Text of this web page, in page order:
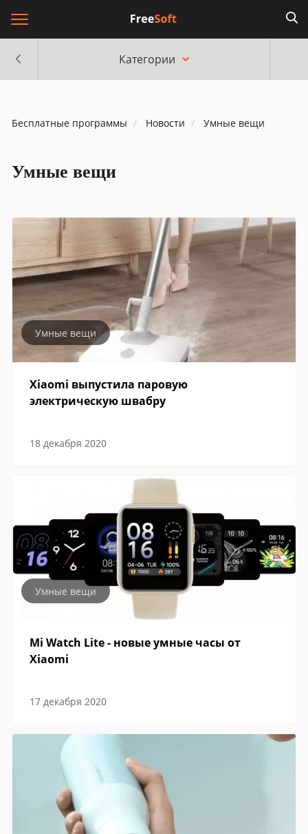
Категории
Бесплатные программы Новости Умные вещи
Умные вещи
Умные вещи
Xiaomi выпустила паровую
электрическую швабру
18 декабря 2020
Умные вещи
Mi Watch Lite - новые умные часы от
Xiaomi
17 декабря 2020